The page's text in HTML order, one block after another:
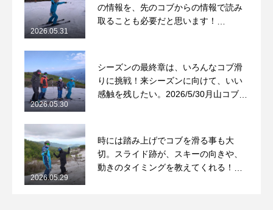
の情報を、先のコブからの情報で読み
取ることも必要だと思います！
2026.05.31
シーズンの最終章は、いろんなコブ滑
りに挑戦！来シーズンに向けて、いい
感触を残したい。2026/5/30月山コブレ
2026.05.30
時には踏み上げでコブを滑る事も大
切。スライド跡が、スキーの向きや、
動きのタイミングを教えてくれる！
2026.05.29